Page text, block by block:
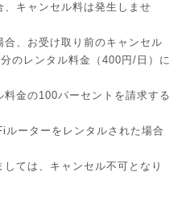
キャンセル料は発生しませ
、お受け取り前のキャンセル
のレンタル料金（400円/日）に
金の100パーセントを請求する
ルーターをレンタルされた場合
ては、キャンセル不可となり